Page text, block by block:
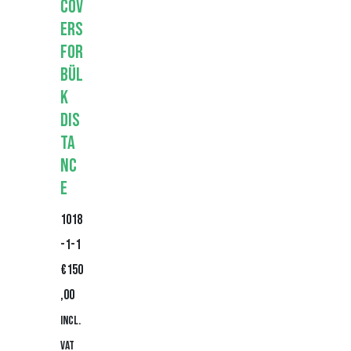
Cov
ers
for
Bül
k
Dis
ta
nc
e
1018
-1-1
€150
,00
Incl.
VAT